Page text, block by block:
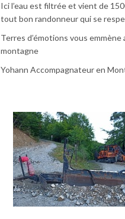
Ici l’eau est filtrée et vient de
tout bon randonneur qui se
Terres d’émotions vous
montagne
Yohann Accompagnateur en